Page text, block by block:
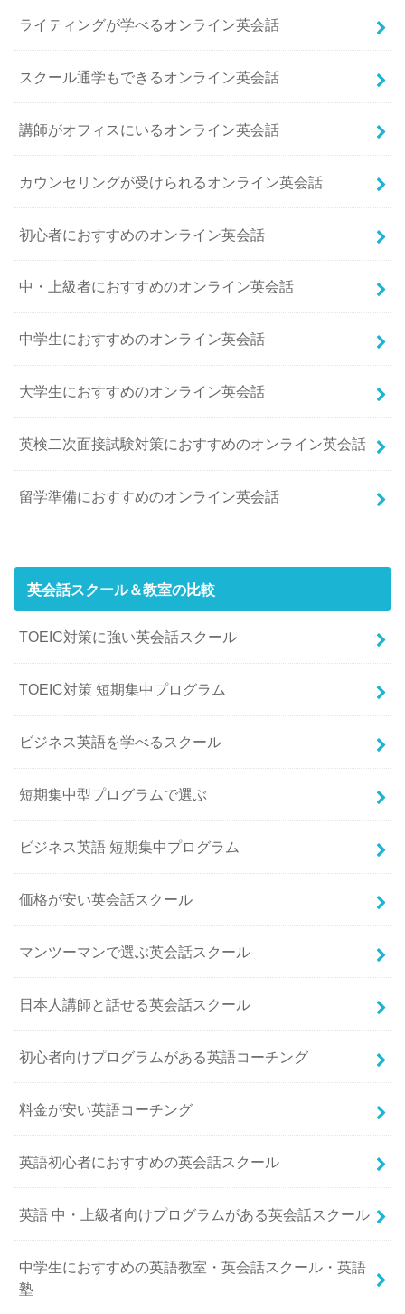
ライティングが学べるオンライン英会話
スクール通学もできるオンライン英会話
講師がオフィスにいるオンライン英会話
カウンセリングが受けられるオンライン英会話
初心者におすすめのオンライン英会話
中・上級者におすすめのオンライン英会話
中学生におすすめのオンライン英会話
大学生におすすめのオンライン英会話
英検二次面接試験対策におすすめのオンライン英会話
留学準備におすすめのオンライン英会話
英会話スクール＆教室の比較
TOEIC対策に強い英会話スクール
TOEIC対策 短期集中プログラム
ビジネス英語を学べるスクール
短期集中型プログラムで選ぶ
ビジネス英語 短期集中プログラム
価格が安い英会話スクール
マンツーマンで選ぶ英会話スクール
日本人講師と話せる英会話スクール
初心者向けプログラムがある英語コーチング
料金が安い英語コーチング
英語初心者におすすめの英会話スクール
英語 中・上級者向けプログラムがある英会話スクール
中学生におすすめの英語教室・英会話スクール・英語
塾